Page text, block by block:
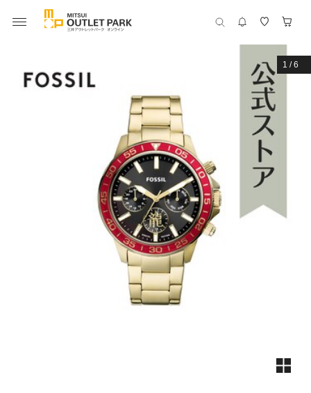
1 /6